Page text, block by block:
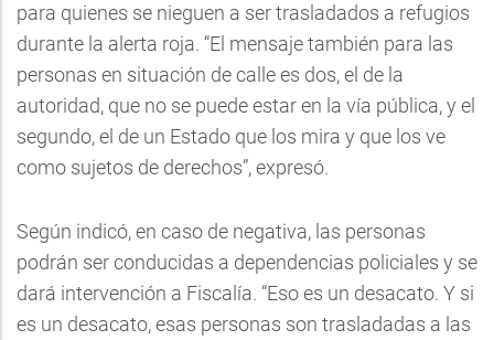
para quienes se nieguen a ser trasladados a refugios
durante la alerta roja. “El mensaje también para las
personas en situación de calle es dos, el de la
autoridad, que no se puede estar en la vía pública, y el
segundo, el de un Estado que los mira y que los ve
como sujetos de derechos”, expresó.
Según indicó, en caso de negativa, las personas
podrán ser conducidas a dependencias policiales y se
dará intervención a Fiscalía. “Eso es un desacato. Y si
es un desacato, esas personas son trasladadas a las